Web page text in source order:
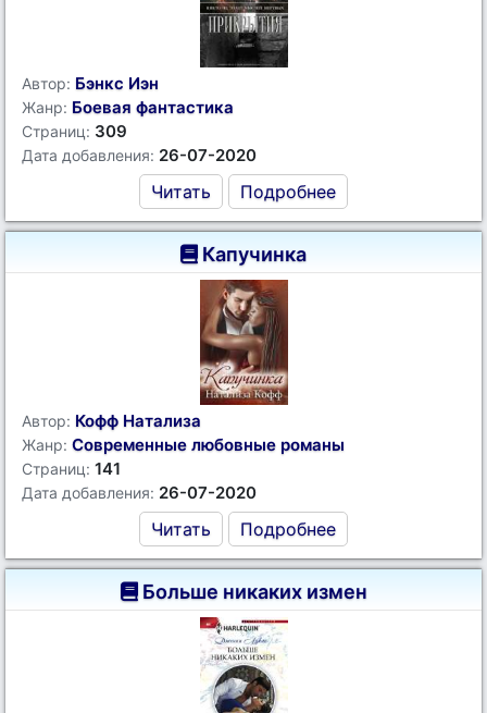
Автор: Бэнкс Иэн
Жанр: Боевая фантастика
Страниц: 309
Дата добавления: 26-07-2020
Читать Подробнее
Капучинка
Автор: Кофф Натализа
Жанр: Современные любовные романы
Страниц: 141
Дата добавления: 26-07-2020
Читать Подробнее
Больше никаких измен